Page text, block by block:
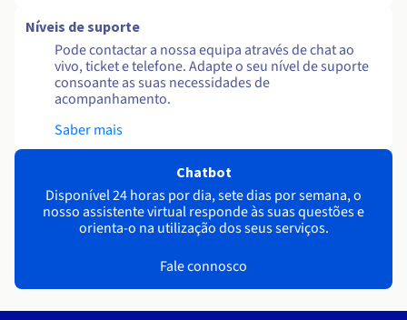
Níveis de suporte
Pode contactar a nossa equipa através de chat ao
vivo, ticket e telefone. Adapte o seu nível de suporte
consoante as suas necessidades de
acompanhamento.
Saber mais
Chatbot
Disponível 24 horas por dia, sete dias por semana, o
nosso assistente virtual responde às suas questões e
orienta-o na utilização dos seus serviços.
Fale connosco